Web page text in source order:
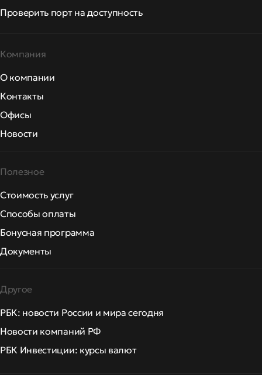
Проверить порт на доступность
Компания
О компании
Контакты
Офисы
Новости
Полезное
Стоимость услуг
Способы оплаты
Бонусная программа
Документы
Другое
РБК: новости России и мира сегодня
Новости компаний РФ
РБК Инвестиции: курсы валют